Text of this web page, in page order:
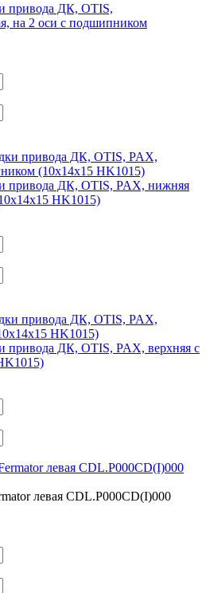
привода ДК, OTIS,
на 2 оси с подшипником
привода ДК, OTIS, PAX, нижняя
HK1015)
привода ДК, OTIS, PAX, верхняя с
левая CDL.P000CD(I)000